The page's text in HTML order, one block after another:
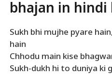
bhajan in hindi
Sukh bhi mujhe pyare
hain
Chhodu main kise
Sukh-dukh hi to duniya ki